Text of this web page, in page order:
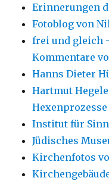
Erinnerungen
Fotoblog von
frei und gleich
Kommentare
Hanns Dieter
Hartmut
Hexenprozesse
Institut für
Jüdisches
Kirchenfotos